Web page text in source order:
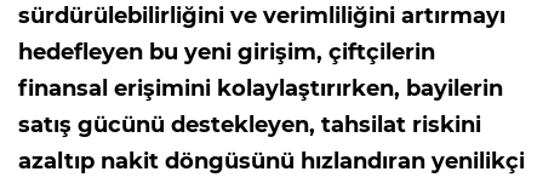
sürdürülebilirliğini ve verimliliğini artırmayı
hedefleyen bu yeni girişim, çiftçilerin
finansal erişimini kolaylaştırırken, bayilerin
satış gücünü destekleyen, tahsilat riskini
azaltıp nakit döngüsünü hızlandıran yenilikçi